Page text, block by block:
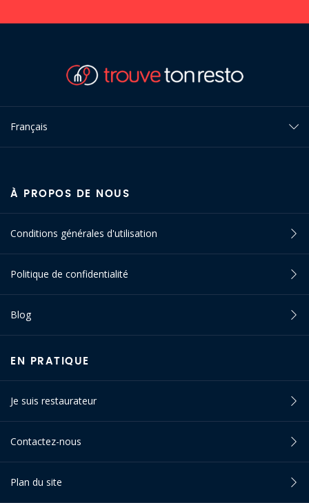
Français
À PROPOS DE NOUS
Conditions générales d'utilisation
Politique de confidentialité
Blog
EN PRATIQUE
Je suis restaurateur
Contactez-nous
Plan du site